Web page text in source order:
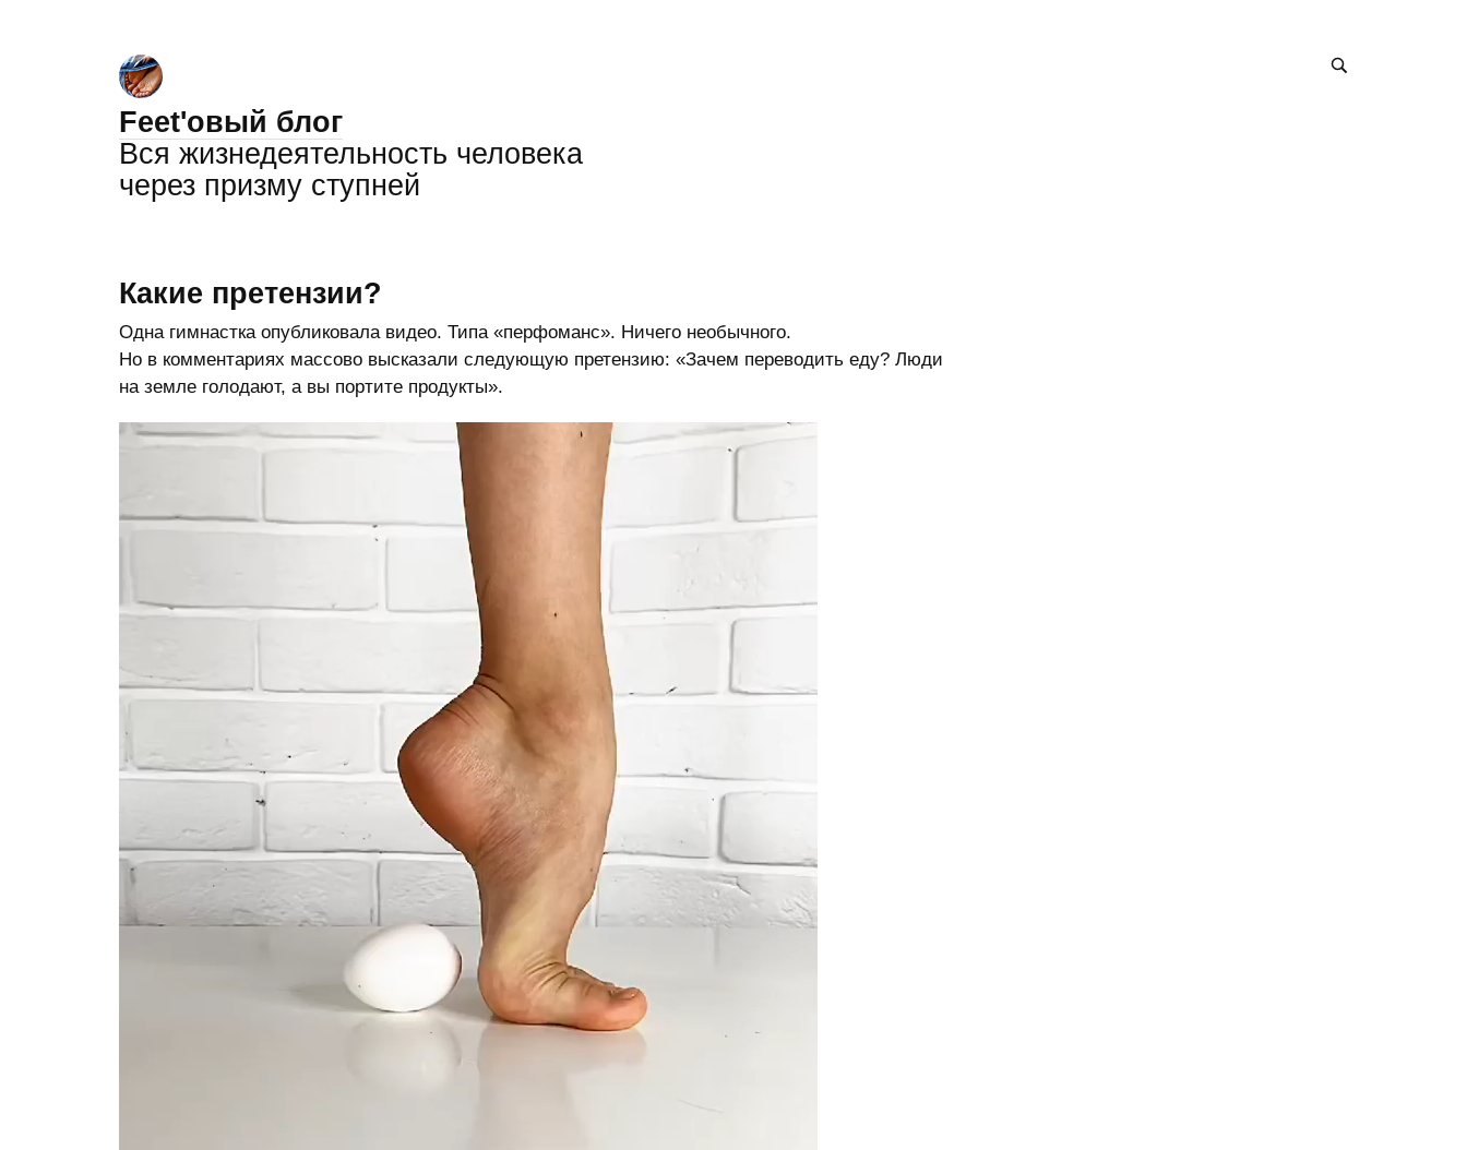
Feet'овый блог
Вся жизнедеятельность человека
через призму ступней
Какие претензии?
Одна гимнастка опубликовала видео. Типа «перфоманс». Ничего необычного.
Но в комментариях массово высказали следующую претензию: «Зачем переводить еду? Люди
на земле голодают, а вы портите продукты».